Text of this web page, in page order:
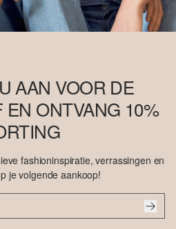
AAN VOOR DE
EN ONTVANG 10%
fashioninspiratie, verrassingen en
je volgende aankoop!